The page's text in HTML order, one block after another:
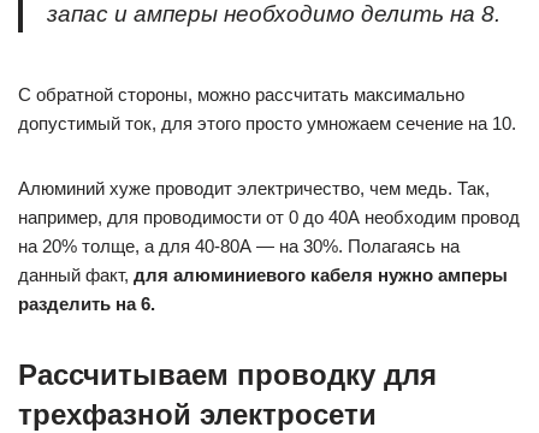
запас и амперы необходимо делить на 8.
С обратной стороны, можно рассчитать максимально
допустимый ток, для этого просто умножаем сечение на 10.
Алюминий хуже проводит электричество, чем медь. Так,
например, для проводимости от 0 до 40А необходим провод
на 20% толще, а для 40-80А — на 30%. Полагаясь на
данный факт, для алюминиевого кабеля нужно амперы
разделить на 6.
Рассчитываем проводку для
трехфазной электросети